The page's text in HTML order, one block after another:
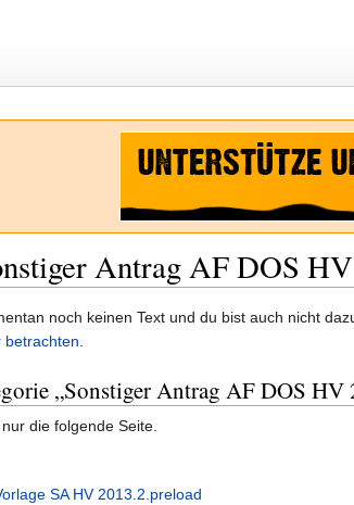
Antrag AF DOS
noch keinen Text und du bist auch nicht
betrachten
„Sonstiger Antrag AF DOS HV
die folgende Seite.
SA HV 2013.2.preload